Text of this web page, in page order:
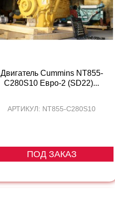
Двигатель Cummins NT855-
C280S10 Евро-2 (SD22)...
АРТИКУЛ: NT855-C280S10
ПОД ЗАКАЗ